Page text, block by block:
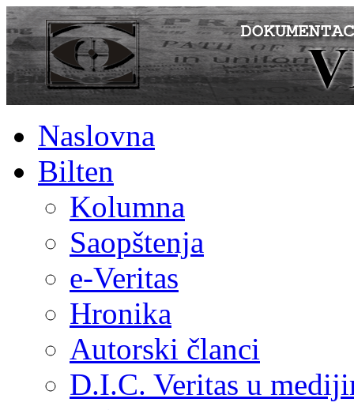
Naslovna
Bilten
Kolumna
Saopštenja
e-Veritas
Hronika
Autorski članci
D.I.C. Veritas u